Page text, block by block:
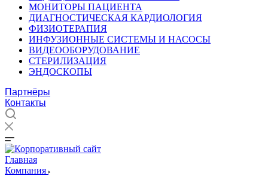
МОНИТОРЫ ПАЦИЕНТА
ДИАГНОСТИЧЕСКАЯ КАРДИОЛОГИЯ
ФИЗИОТЕРАПИЯ
ИНФУЗИОННЫЕ СИСТЕМЫ И НАСОСЫ
ВИДЕООБОРУДОВАНИЕ
СТЕРИЛИЗАЦИЯ
ЭНДОСКОПЫ
Партнёры
Контакты
Главная
Компания